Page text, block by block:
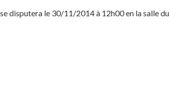
disputera le 30/11/2014 à 12h00 en la salle du